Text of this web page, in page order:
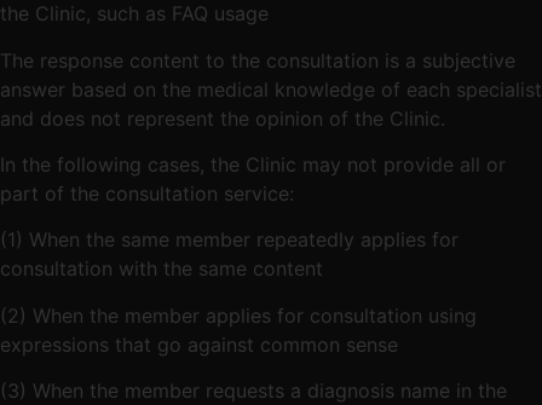
the Clinic, such as FAQ usage
The response content to the consultation is a subjective
answer based on the medical knowledge of each specialist
and does not represent the opinion of the Clinic.
In the following cases, the Clinic may not provide all or
part of the consultation service:
(1) When the same member repeatedly applies for
consultation with the same content
(2) When the member applies for consultation using
expressions that go against common sense
(3) When the member requests a diagnosis name in the